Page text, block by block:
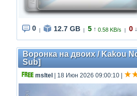
0 12.7 GB 5 ↑ 0.58 KB/s 0 ↓
Воронка на двоих / Kakou
Sub]
msltel | 18 Июн 2026 09:00:10